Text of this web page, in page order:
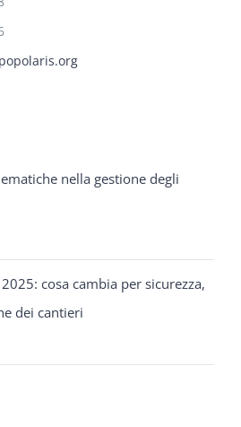
nella gestione degli
cosa cambia per sicurezza,
dei cantieri